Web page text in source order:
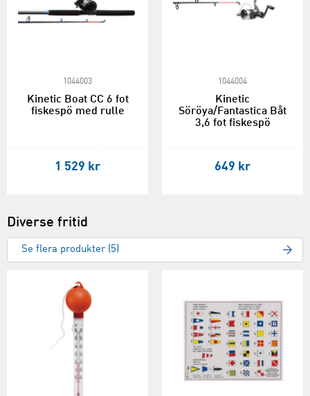
1044003
Kinetic Boat CC 6 fot
fiskespö med rulle
1 529 kr
1044004
Kinetic
Söröya/Fantastica Båt
3,6 fot fiskespö
649 kr
Diverse fritid
Se flera produkter (5)